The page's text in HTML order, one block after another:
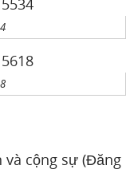
và cộng sự (Đăng